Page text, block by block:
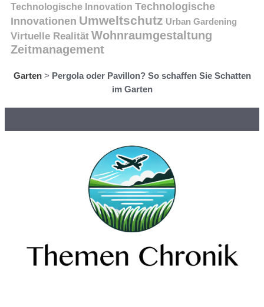
Technologische Innovation Technologische
Innovationen Umweltschutz Urban Gardening
Virtuelle Realität Wohnraumgestaltung
Zeitmanagement
Garten> Pergola oder Pavillon? So schaffen Sie Schatten
im Garten